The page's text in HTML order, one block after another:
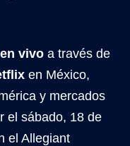
vivo a través de
en México,
y mercados
el sábado, 18 de
el Allegiant